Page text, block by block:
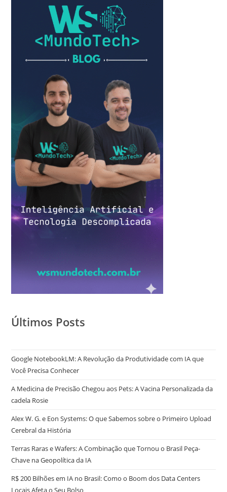
Últimos Posts
Google NotebookLM: A Revolução da Produtividade com IA que
Você Precisa Conhecer
A Medicina de Precisão Chegou aos Pets: A Vacina Personalizada da
cadela Rosie
Alex W. G. e Eon Systems: O que Sabemos sobre o Primeiro Upload
Cerebral da História
Terras Raras e Wafers: A Combinação que Tornou o Brasil Peça-
Chave na Geopolítica da IA
R$ 200 Bilhões em IA no Brasil: Como o Boom dos Data Centers
Locais Afeta o Seu Bolso